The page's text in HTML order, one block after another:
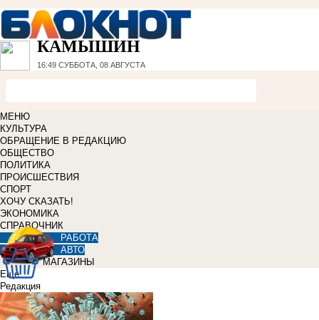
КАМЫШИН
16:49 СУББОТА, 08 АВГУСТА
МЕНЮ
КУЛЬТУРА
ОБРАЩЕНИЕ В РЕДАКЦИЮ
ОБЩЕСТВО
ПОЛИТИКА
ПРОИСШЕСТВИЯ
СПОРТ
ХОЧУ СКАЗАТЬ!
ЭКОНОМИКА
СПРАВОЧНИК
РАБОТА
АВТО
МАГАЗИНЫ
Еще
Редакция